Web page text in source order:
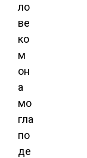
ло
ве
ко
м
он
а
мо
гла
по
де